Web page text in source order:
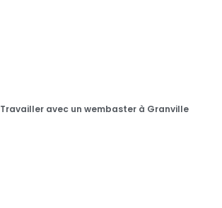
Travailler avec un wembaster à Granville